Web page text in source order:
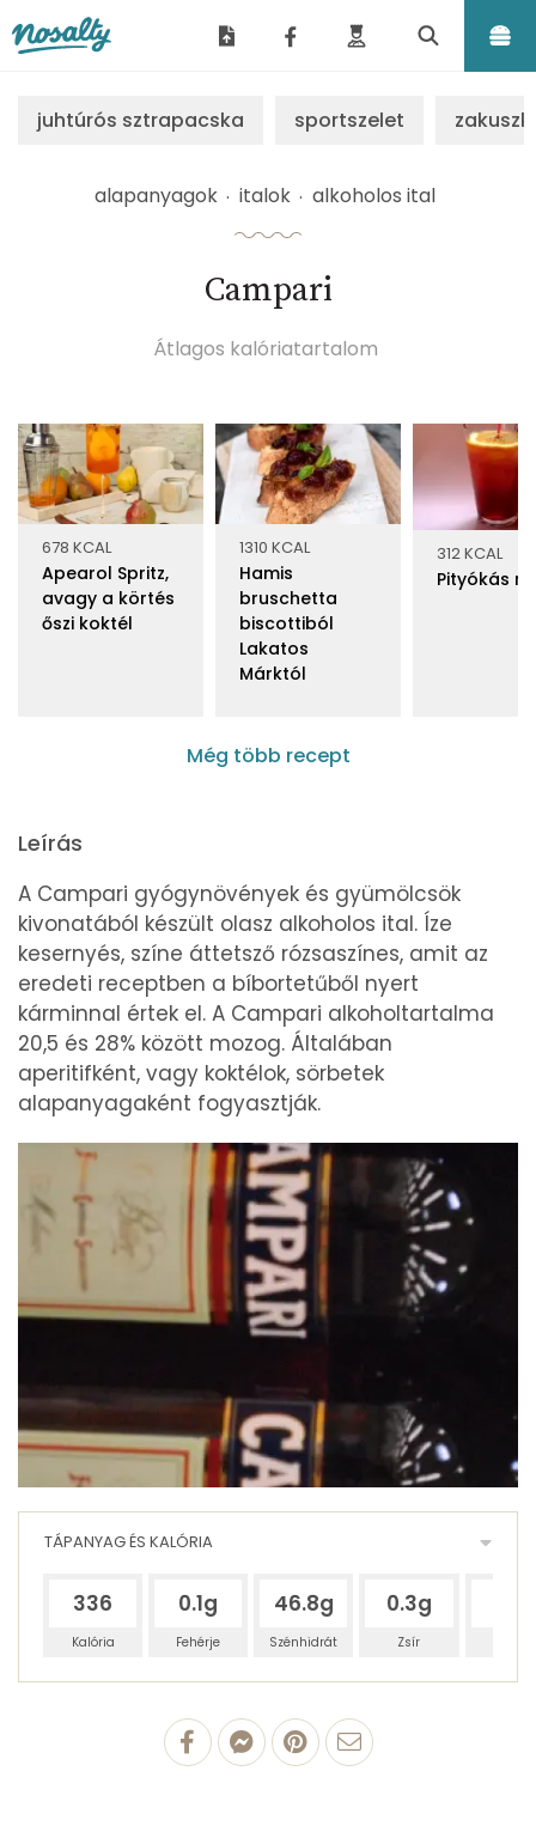
juhtúrós sztrapacska sportszelet
alapanyagok italok alkoholos ital
Campari
Átlagos kalóriatartalom
678 KCAL
Apearol Spritz,
avagy a körtés
őszi koktél
1310 KCAL
Hamis
bruschetta
biscottiból
Lakatos
Márktól
312 KCAL
Pityókás
Még több recept
Leírás
A Campari gyógynövények és gyümölcsök
kivonatából készült olasz alkoholos ital. Íze
kesernyés, színe áttetsző rózsaszínes, amit az
eredeti receptben a bíbortetűből nyert
kárminnal értek el. A Campari alkoholtartalma
20,5 és 28% között mozog. Általában
aperitifként, vagy koktélok, sörbetek
alapanyagaként fogyasztják.
TÁPANYAG ÉS KALÓRIA
336
Kalória
0.1g
Fehérje
46.8g
Szénhidrát
0.3g
Zsír
100 g Campari